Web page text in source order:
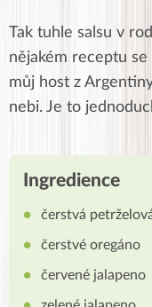
Tak tuhle salsu v
nějakém receptu se
můj host z
nebi. Je to
Ingredience
čerstvá petržel
čerstvé oregáno
červené jalapeno